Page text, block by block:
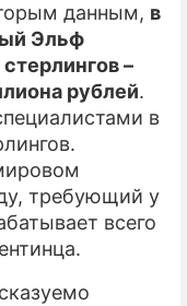
данным, в
Эльф
–
рублей.
в
требующий у
всего